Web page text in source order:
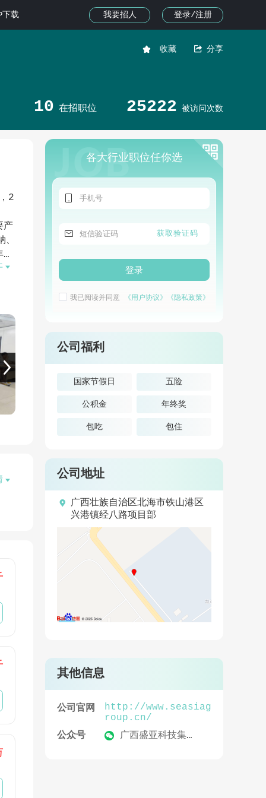
下载 我要招人 登录/注册
 收藏  分享
10 在招职位 25222 被访问次数
2
产
企
湖
国


各大行业职位任你选

 获取验证码
登录
我已阅读并同意 《用户协议》 《隐私政策》
公司福利
国家节假日 五险
公积金 年终奖
包吃 包住
公司地址
 广西壮族自治区北海市铁山港区
兴港镇经八路项目部
其他信息
公司官网
http://www.seasiag
roup.cn/
公众号
广西盛亚科技集团股份有限公司